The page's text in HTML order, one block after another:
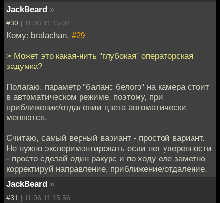
JackBeard »
#30 | 11.06.11 15:34
Кому: bralachan, #29
> Может это какая-нить "глубокая" операторская
задумка?
Полагаю, параметр "баланс белого" на камера стоит
в автоматическом режиме, поэтому, при
приближении/отдалении цвета автоматически
меняются.
Считаю, самый верный вариант - простой вариант.
Не нужно экспериментировать если нет уверенности
- просто сделай один ракурс и по ходу еле заметно
корректируй направление, приближение/отдаление.
JackBeard »
#31 | 11.06.11 15:56